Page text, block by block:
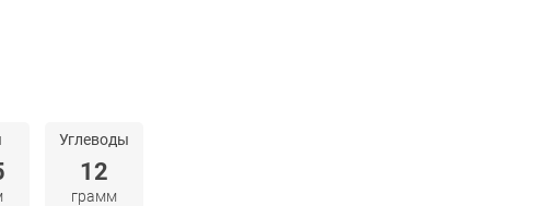
Углеводы
12
грамм